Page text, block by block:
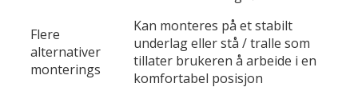
Flere
alternativer
monterings
Kan monteres på et stabilt
underlag eller stå / tralle som
tillater brukeren å arbeide i en
komfortabel posisjon